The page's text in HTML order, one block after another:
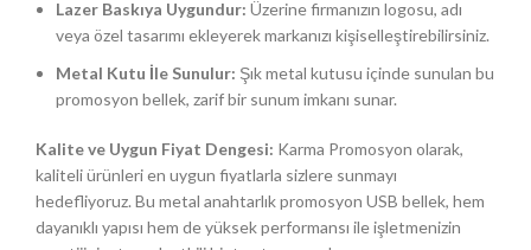
Lazer Baskıya Uygundur: Üzerine firmanızın logosu, adı
veya özel tasarımı ekleyerek markanızı kişiselleştirebilirsiniz.
Metal Kutu İle Sunulur: Şık metal kutusu içinde sunulan bu
promosyon bellek, zarif bir sunum imkanı sunar.
Kalite ve Uygun Fiyat Dengesi: Karma Promosyon olarak,
kaliteli ürünleri en uygun fiyatlarla sizlere sunmayı
hedefliyoruz. Bu metal anahtarlık promosyon USB bellek, hem
dayanıklı yapısı hem de yüksek performansı ile işletmenizin